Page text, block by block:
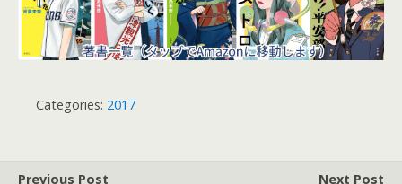
Categories: 2017
Previous Post Next Post